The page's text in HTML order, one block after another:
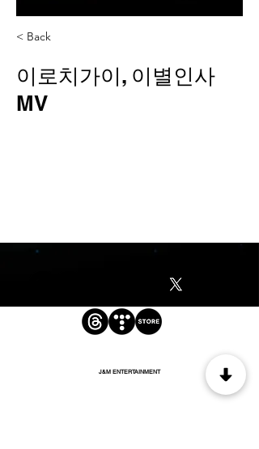
< Back
이로치가이, 이별인사
MV
J&M ENTERTAINMENT